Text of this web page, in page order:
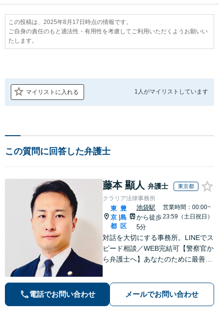
この投稿は、2025年8月17日時点の情報です。
ご自身の責任のもと適法性・有用性を考慮してご利用いただくようお願いい
たします。
マイリストに入れる 1人がマイリストしています
この質問に回答した弁護士
藤本 顯人 弁護士 東京都
クラリア法律事務所
東
京
都
豊
島
区
池袋駅
から徒歩
5分
営業時間：00:00~
23:59（土日祝日）
対話を大切にする事務所。LINEでス
ピード相談／WEB完結可【警察官か
ら弁護士へ】あなたのために最善の
婚などの民事から刑事事件まで幅広
く支援【完全個室】
電話でお問い合わせ メールでお問い合わせ